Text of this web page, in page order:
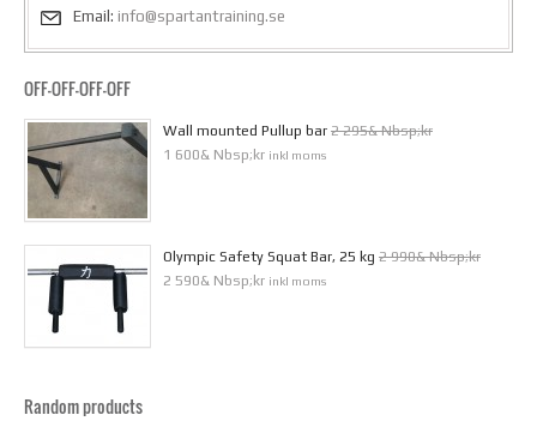
Email: info@spartantraining.se
OFF-OFF-OFF-OFF
Wall mounted Pullup bar 2 295& Nbsp;kr
1 600& Nbsp;kr inkl moms
Olympic Safety Squat Bar, 25 kg 2 990& Nbsp;kr
2 590& Nbsp;kr inkl moms
Random products